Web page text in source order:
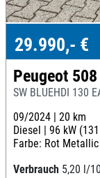
29.990,- €
Peugeot 508
SW BLUEHDI 130
09/2024 | 20 km
Diesel | 96 kW
Farbe: Rot Metallic
Verbrauch 5,20 l/